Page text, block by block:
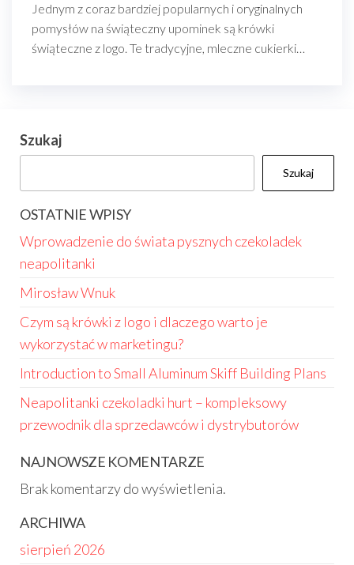
Jednym z coraz bardziej popularnych i oryginalnych
pomysłów na świąteczny upominek są krówki
świąteczne z logo. Te tradycyjne, mleczne cukierki…
Szukaj
Szukaj
OSTATNIE WPISY
Wprowadzenie do świata pysznych czekoladek
neapolitanki
Mirosław Wnuk
Czym są krówki z logo i dlaczego warto je
wykorzystać w marketingu?
Introduction to Small Aluminum Skiff Building Plans
Neapolitanki czekoladki hurt – kompleksowy
przewodnik dla sprzedawców i dystrybutorów
NAJNOWSZE KOMENTARZE
Brak komentarzy do wyświetlenia.
ARCHIWA
sierpień 2026